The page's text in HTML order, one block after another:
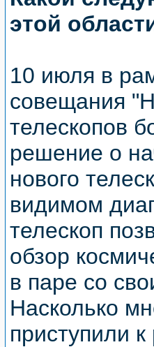
этой
10 июля в
совещания
телескопов
решение о
нового
видимом
телескоп
обзор
в паре со
Насколько
приступили